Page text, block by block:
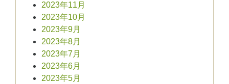
2023年11月
2023年10月
2023年9月
2023年8月
2023年7月
2023年6月
2023年5月